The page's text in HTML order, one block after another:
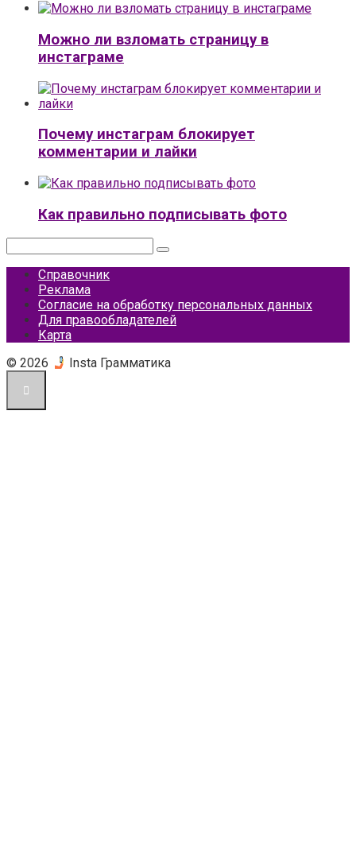
Можно ли взломать страницу в
инстаграме
Почему инстаграм блокирует
комментарии и лайки
Как правильно подписывать фото
Справочник
Реклама
Согласие на обработку персональных данных
Для правообладателей
Карта
© 2026
Insta Грамматика